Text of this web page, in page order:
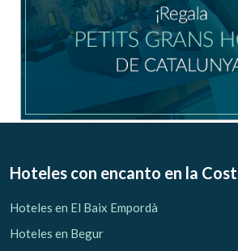
Gestionar mi
Hoteles con encanto en la
Hoteles en El Baix Empordà
Hoteles en Begur